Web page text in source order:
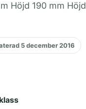
Höjd 190 mm Höjd
5 december 2016